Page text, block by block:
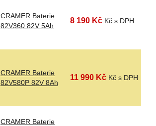
CRAMER Baterie
82V360 82V 5Ah
8 190 Kč Kč s DPH
CRAMER Baterie
82V580P 82V 8Ah
11 990 Kč Kč s DPH
CRAMER Baterie